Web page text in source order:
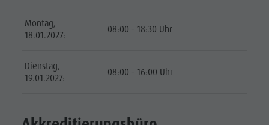
Montag,
18.01.2027:
08:00 - 18:30 Uhr
Dienstag,
19.01.2027:
08:00 - 16:00 Uhr